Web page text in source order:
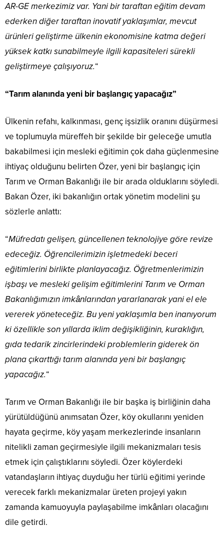
AR-GE merkezimiz var. Yani bir taraftan eğitim devam
ederken diğer taraftan inovatif yaklaşımlar, mevcut
ürünleri geliştirme ülkenin ekonomisine katma değeri
yüksek katkı sunabilmeyle ilgili kapasiteleri sürekli
geliştirmeye çalışıyoruz.“
“Tarım alanında yeni bir başlangıç yapacağız”
Ülkenin refahı, kalkınması, genç işsizlik oranını düşürmesi
ve toplumuyla müreffeh bir şekilde bir geleceğe umutla
bakabilmesi için mesleki eğitimin çok daha güçlenmesine
ihtiyaç olduğunu belirten Özer, yeni bir başlangıç için
Tarım ve Orman Bakanlığı ile bir arada olduklarını söyledi.
Bakan Özer, iki bakanlığın ortak yönetim modelini şu
sözlerle anlattı:
“Müfredatı gelişen, güncellenen teknolojiye göre revize
edeceğiz. Öğrencilerimizin işletmedeki beceri
eğitimlerini birlikte planlayacağız. Öğretmenlerimizin
işbaşı ve mesleki gelişim eğitimlerini Tarım ve Orman
Bakanlığımızın imkânlarından yararlanarak yani el ele
vererek yöneteceğiz. Bu yeni yaklaşımla ben inanıyorum
ki özellikle son yıllarda iklim değişikliğinin, kuraklığın,
gıda tedarik zincirlerindeki problemlerin giderek ön
plana çıkarttığı tarım alanında yeni bir başlangıç
yapacağız.“
Tarım ve Orman Bakanlığı ile bir başka iş birliğinin daha
yürütüldüğünü anımsatan Özer, köy okullarını yeniden
hayata geçirme, köy yaşam merkezlerinde insanların
nitelikli zaman geçirmesiyle ilgili mekanizmaları tesis
etmek için çalıştıklarını söyledi. Özer köylerdeki
vatandaşların ihtiyaç duyduğu her türlü eğitimi yerinde
verecek farklı mekanizmalar üreten projeyi yakın
zamanda kamuoyuyla paylaşabilme imkânları olacağını
dile getirdi.